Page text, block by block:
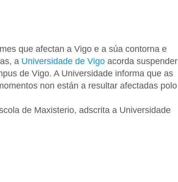
que afectan a Vigo e a súa contorna e
a Universidade de Vigo acorda suspender
de Vigo. A Universidade informa que as
non están a resultar afectadas polo
de Maxisterio, adscrita a Universidade